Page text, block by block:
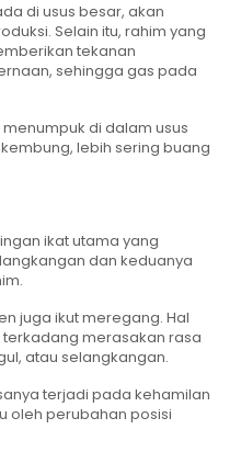
di usus besar, akan
Selain itu, rahim yang
tekanan
sehingga gas pada
di dalam usus
lebih sering buang
ikat utama yang
dan keduanya
juga ikut meregang. Hal
merasakan rasa
atau selangkangan.
terjadi pada kehamilan
oleh perubahan posisi